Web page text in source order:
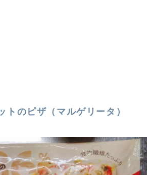
トのピザ（マルゲリータ）